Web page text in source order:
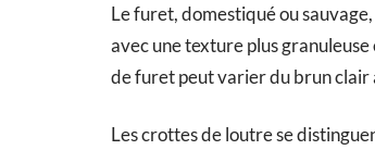
Le furet, domestiqué ou
avec une texture plus
de furet peut varier du brun clair
Les crottes de loutre se